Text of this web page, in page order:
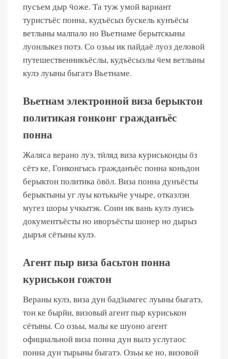
пусъем дыр ӵоже. Та туж умой вариант
туристъёс понна, кудъёсыз бускель кунъёсы
ветлыны малпало но Вьетнаме берытскыны
луонлыкез потэ. Со озьы ик пайдаё луоз деловой
путешественникъёслы, кудъёсызлы ӵем ветлыны
кулэ луыны быгатэ Вьетнаме.
Вьетнам электронной виза берыктон
политикая гонконг гражданъёс
понна
Жаляса верано луэ, тӥляд виза куриськонды ӧз
сётэ ке, Гонконгысь гражданъёс понна коньдон
берыктон политика ӧвӧл. Виза понна дунъёсты
берыктыны уг луы котькыӵе учыре, отказлэн
мугез шоры учкытэк. Соин ик вань кулэ луись
документъёсты но иворъёсты шонер но дырыз
дыръя сётыны кулэ.
Агент пыр виза басьтон понна
куриськон гожтон
Вераны кулэ, виза дун бадӟымгес луыны быгатэ,
тон ке бырйи, визовый агент пыр куриськон
сётыны. Со озьы, малы ке шуоно агент
официальной виза понна дун вылэ услугаос
понна дун тырыны быгатэ. Озьы ке но, визовой